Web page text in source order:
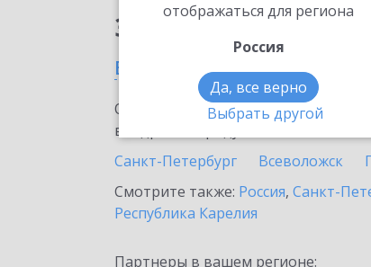
отображаться для региона
Россия
Да, все верно
Выбрать другой
Заказать 1С:Линк
в Сланцах
Ознакомьтесь с
внедрение продукта.
Санкт-Петербург
Всеволожск
Смотрите также: Россия, Санкт-
Республика Карелия
Партнеры в вашем регионе: